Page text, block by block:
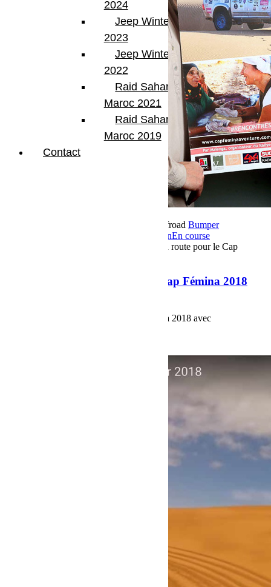
Par Martial BumperOffroad Bumper
CompétitionEn course
sur Equipage 142 en route pour le Cap
Equipage 142 en route pour le Cap Fémina 2018
Equipage 142 en route pour le Cap Fémina 2018 avec
2024
Jeep Winter Tour
2023
Jeep Winter Tour
2022
Raid Sahara Tour
Maroc 2021
Raid Sahara Tour
Maroc 2019
Contact